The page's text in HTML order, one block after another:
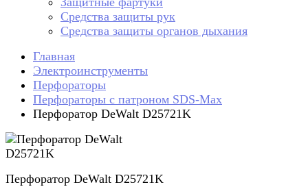
Средства защиты рук
Средства защиты органов дыхания
Главная
Электроинструменты
Перфораторы
Перфораторы с патроном SDS-Max
Перфоратор DeWalt D25721K
Перфоратор DeWalt D25721K